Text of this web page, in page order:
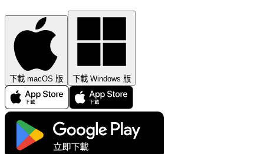
下載 macOS 版 下載 Windows 版